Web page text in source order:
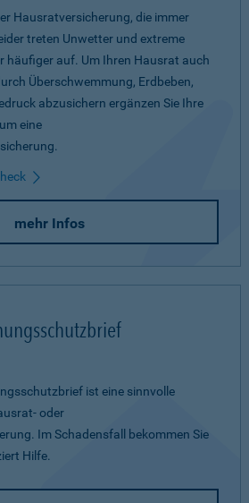
Hausratversicherung, die immer
treten Unwetter und extreme
häufiger auf. Um Ihren Hausrat auch
Überschwemmung, Erdbeben,
abzusichern ergänzen Sie Ihre
eine
mehr Infos
ist eine sinnvolle
oder
Im Schadensfall bekommen Sie
Hilfe.